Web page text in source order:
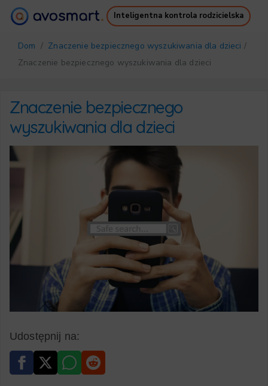
Inteligentna kontrola rodzicielska
Jak to działa
Cennik
Pobierz
Wsparcie
Zaloguj się
Zarejestruj się
Dom / Znaczenie bezpiecznego wyszukiwania dla dzieci /
Znaczenie bezpiecznego wyszukiwania dla dzieci
Znaczenie bezpiecznego
wyszukiwania dla dzieci
Udostępnij na: